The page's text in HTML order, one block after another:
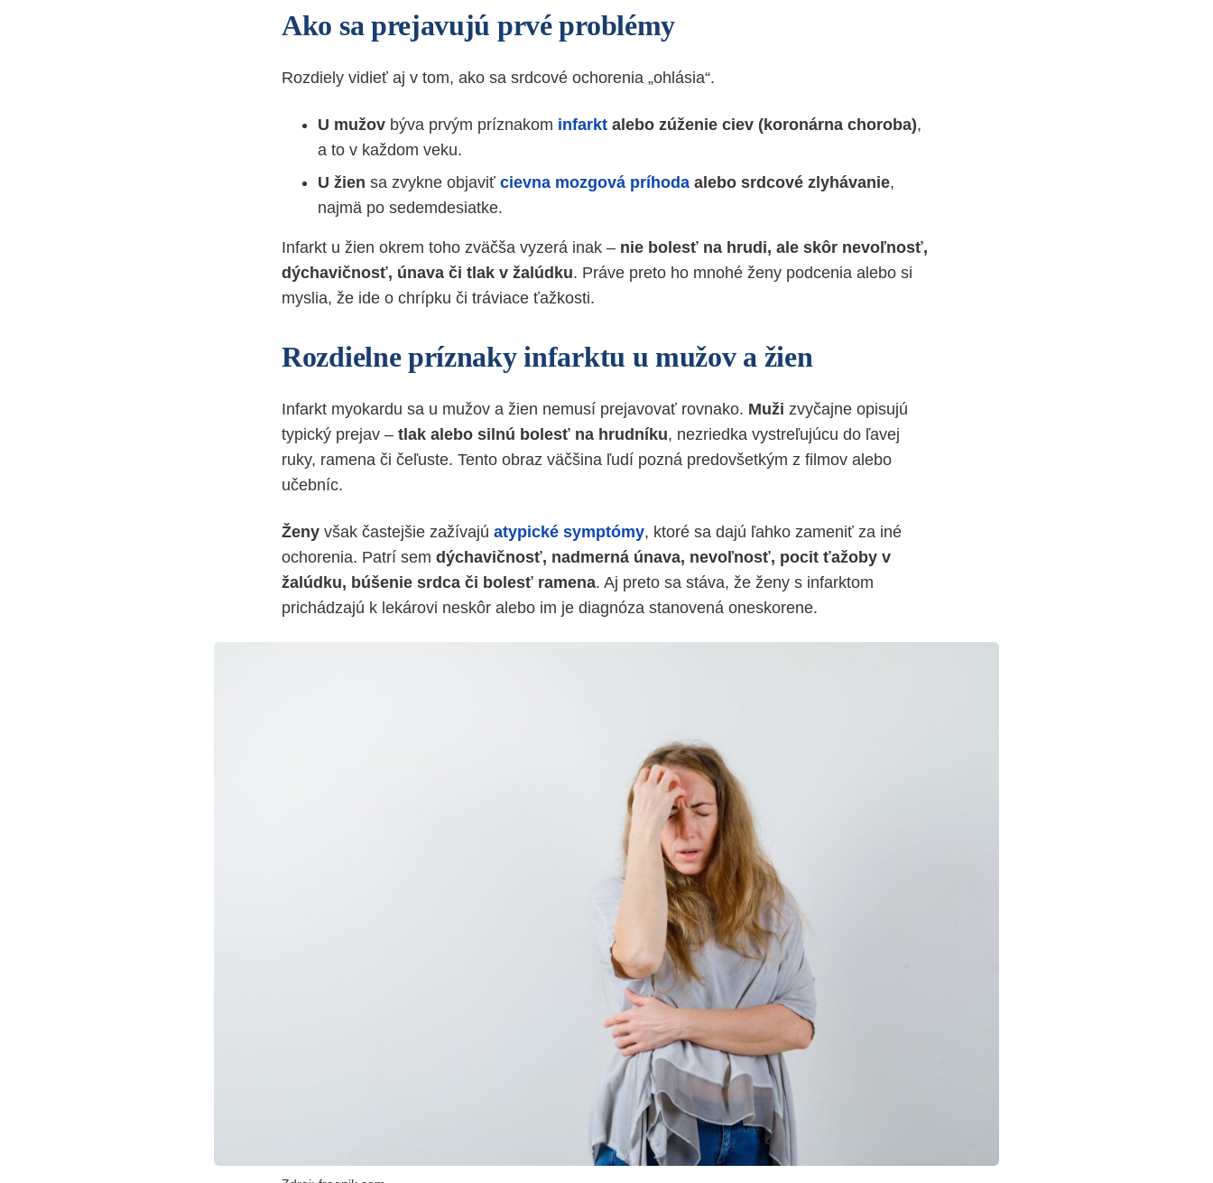
Ako sa prejavujú prvé problémy
Rozdiely vidieť aj v tom, ako sa srdcové ochorenia „ohlásia“.
U mužov býva prvým príznakom infarkt alebo zúženie ciev (koronárna choroba),
a to v každom veku.
U žien sa zvykne objaviť cievna mozgová príhoda alebo srdcové zlyhávanie,
najmä po sedemdesiatke.
Infarkt u žien okrem toho zväčša vyzerá inak – nie bolesť na hrudi, ale skôr nevoľnosť,
dýchavičnosť, únava či tlak v žalúdku. Práve preto ho mnohé ženy podcenia alebo si
myslia, že ide o chrípku či tráviace ťažkosti.
Rozdielne príznaky infarktu u mužov a žien
Infarkt myokardu sa u mužov a žien nemusí prejavovať rovnako. Muži zvyčajne opisujú
typický prejav – tlak alebo silnú bolesť na hrudníku, nezriedka vystreľujúcu do ľavej
ruky, ramena či čeľuste. Tento obraz väčšina ľudí pozná predovšetkým z filmov alebo
učebníc.
Ženy však častejšie zažívajú atypické symptómy, ktoré sa dajú ľahko zameniť za iné
ochorenia. Patrí sem dýchavičnosť, nadmerná únava, nevoľnosť, pocit ťažoby v
žalúdku, búšenie srdca či bolesť ramena. Aj preto sa stáva, že ženy s infarktom
prichádzajú k lekárovi neskôr alebo im je diagnóza stanovená oneskorene.